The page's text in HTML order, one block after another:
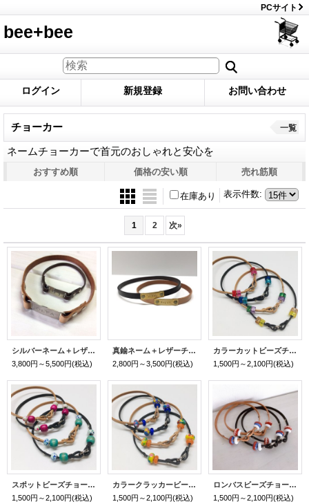
PCサイト
bee+bee
ログイン 新規登録 お問い合わせ
チョーカー
ネームチョーカーで首元のおしゃれと安心を
一覧
おすすめ順 価格の安い順 売れ筋順
表示件数:
在庫あり
1 2 次»
シルバーネーム＋レザーチョーカー
3,800円～5,500円(税込)
真鍮ネーム＋レザーチョーカー
2,800円～3,500円(税込)
カラーカットビーズチョーカー
1,500円～2,100円(税込)
スポットビーズチョーカー
1,500円～2,100円(税込)
カラークラッカービーズチョーカー
1,500円～2,100円(税込)
ロンバスビーズチョーカー
1,500円～2,100円(税込)